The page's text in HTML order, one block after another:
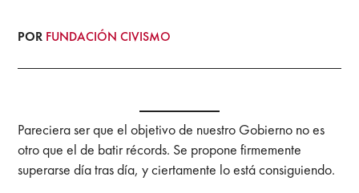
POR FUNDACIÓN CIVISMO
Pareciera ser que el objetivo de nuestro Gobierno no es
otro que el de batir récords. Se propone firmemente
superarse día tras día, y ciertamente lo está consiguiendo.